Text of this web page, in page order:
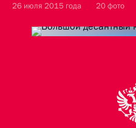
26 июля 2015 года 20 фото